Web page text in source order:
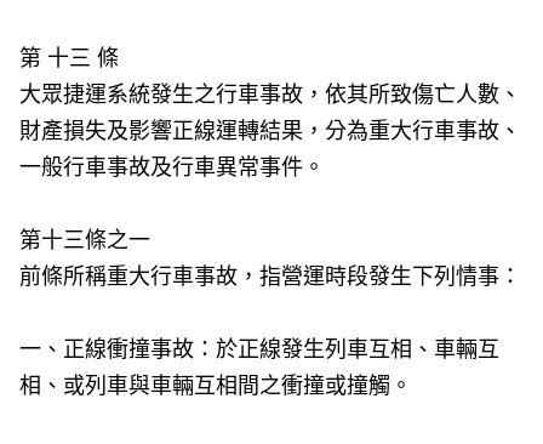
第 十三 條
大眾捷運系統發生之行車事故，依其所致傷亡人數、
財產損失及影響正線運轉結果，分為重大行車事故、
一般行車事故及行車異常事件。
第十三條之一
前條所稱重大行車事故，指營運時段發生下列情事：
一、正線衝撞事故：於正線發生列車互相、車輛互
相、或列車與車輛互相間之衝撞或撞觸。